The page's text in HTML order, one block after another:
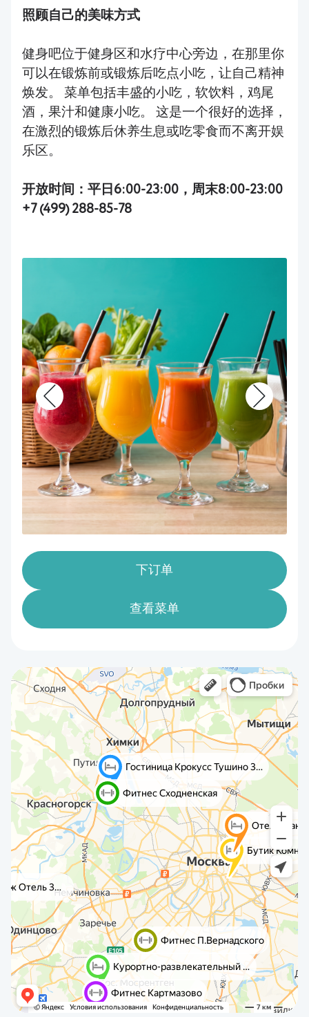
照顾自己的美味方式
健身吧位于健身区和水疗中心旁边，在那里你
可以在锻炼前或锻炼后吃点小吃，让自己精神
焕发。 菜单包括丰盛的小吃，软饮料，鸡尾
酒，果汁和健康小吃。 这是一个很好的选择，
在激烈的锻炼后休养生息或吃零食而不离开娱
乐区。
开放时间：平日6:00-23:00，周末8:00-23:00
+7 (499) 288-85-78
下订单
查看菜单